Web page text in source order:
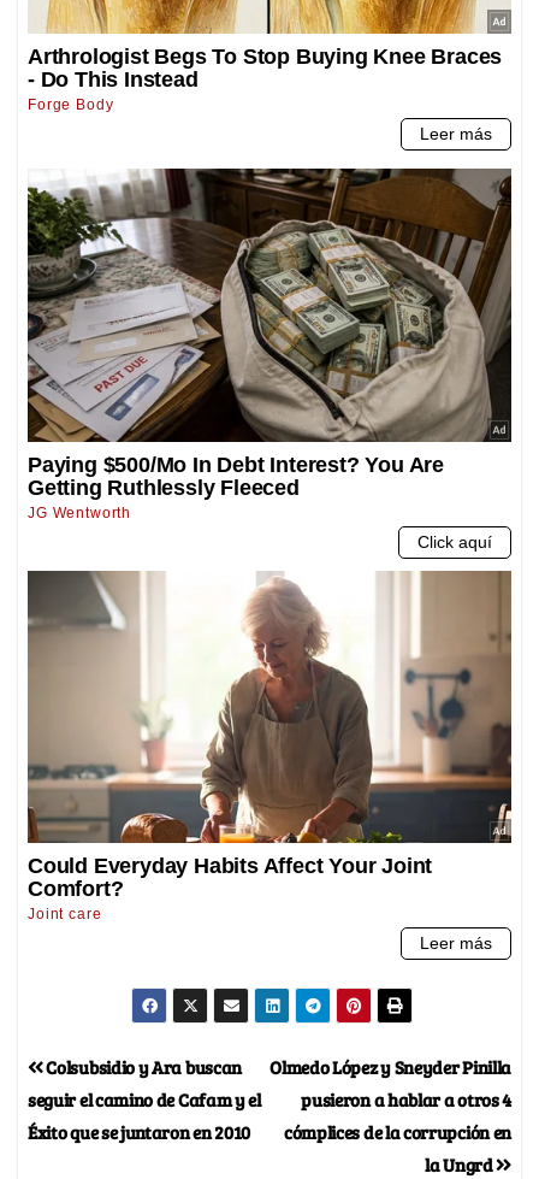
Olmedo López y Sneyder Pinilla
pusieron a hablar a otros 4
cómplices de la corrupción en
la Ungrd
Colsubsidio y Ara buscan
seguir el camino de Cafam y el
Éxito que se juntaron en 2010